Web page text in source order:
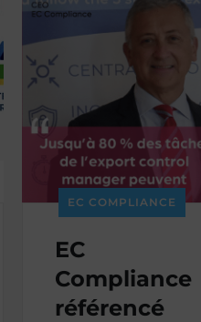
EC COMPLIANCE
EC
Compliance
référencé